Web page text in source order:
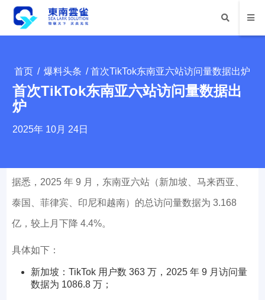
首页 / 爆料头条 / 首次TikTok东南亚六站访问量数据出炉
首次TikTok东南亚六站访问量数据出
炉
2025年 10月 24日
据悉，2025 年 9 月，东南亚六站（新加坡、马来西亚、
泰国、菲律宾、印尼和越南）的总访问量数据为 3.168
亿，较上月下降 4.4%。
具体如下：
新加坡：TikTok 用户数 363 万，2025 年 9 月访问量
数据为 1086.8 万；